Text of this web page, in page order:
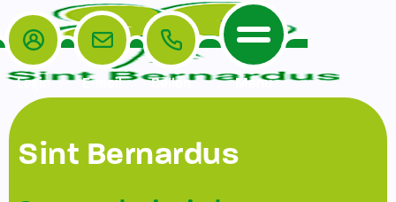
Home
De School
Ouders
Login E-mail Bellen Menu
Sint Bernardus